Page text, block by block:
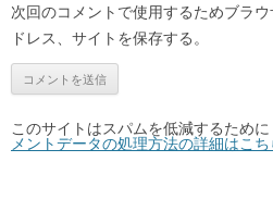
次回のコメントで使用するためブラ
ドレス、サイトを保存する。
このサイトはスパムを低減するため
メントデータの処理方法の詳細はこ